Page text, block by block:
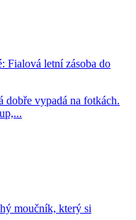
Fialová letní zásoba do
dobře vypadá na fotkách.
moučník, který si